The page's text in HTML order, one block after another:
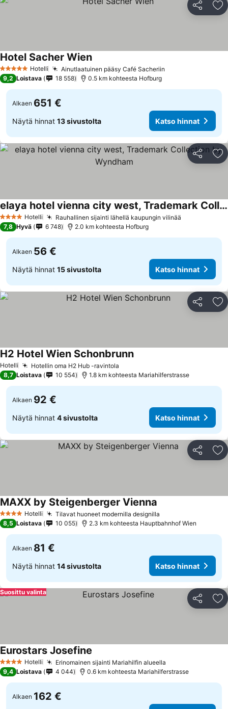
Jaa
5 Tähtiluokitus
Hotelli Ainutlaatuinen pääsy Café Sacheriin
Hotel Sacher Wien
9,2 Loistava 18 558 0.5 km kohteesta Hofburg
Alkaen 651 €
Näytä hinnat 13 sivustolta Katso hinnat
Jaa
4 Tähtiluokitus
Hotelli Rauhallinen sijainti lähellä kaupungin vilinää
elaya hotel vienna city west, Trademark Collection by Wyndham
7,8 Hyvä 6 748 2.0 km kohteesta Hofburg
Alkaen 56 €
Näytä hinnat 15 sivustolta Katso hinnat
Jaa
Hotelli Hotellin oma H2 Hub -ravintola
H2 Hotel Wien Schonbrunn
8,7 Loistava 10 554 1.8 km kohteesta Mariahilferstrasse
Alkaen 92 €
Näytä hinnat 4 sivustolta Katso hinnat
Jaa
4 Tähtiluokitus
Hotelli Tilavat huoneet modernilla designilla
MAXX by Steigenberger Vienna
8,5 Loistava 10 055 2.3 km kohteesta Hauptbahnhof Wien
Alkaen 81 €
Näytä hinnat 14 sivustolta Katso hinnat
Jaa
Suosittu valinta
4 Tähtiluokitus
Hotelli Erinomainen sijainti Mariahilfin alueella
Eurostars Josefine
9,4 Loistava 4 044 0.6 km kohteesta Mariahilferstrasse
Alkaen 162 €